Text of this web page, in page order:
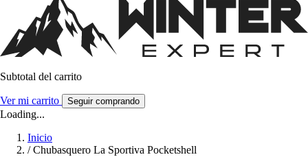
Subtotal del carrito
Ver mi carrito Seguir comprando
Loading...
Inicio
/ Chubasquero La Sportiva Pocketshell